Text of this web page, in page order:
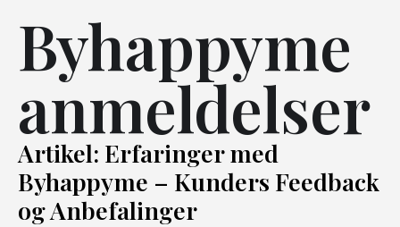
Byhappyme
anmeldelser
Artikel: Erfaringer med
Byhappyme – Kunders Feedback
og Anbefalinger